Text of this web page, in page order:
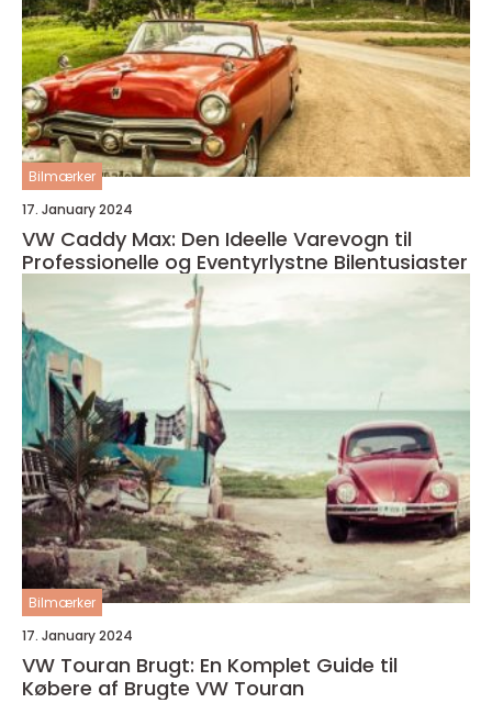
Bilmærker
17. January 2024
VW Caddy Max: Den Ideelle Varevogn til
Professionelle og Eventyrlystne Bilentusiaster
Bilmærker
17. January 2024
VW Touran Brugt: En Komplet Guide til
Købere af Brugte VW Touran